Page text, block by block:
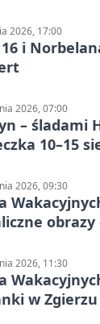
2026, 17:00
i
2026, 07:00
– śladami
10–15
2026, 09:30
2026, 11:30
w